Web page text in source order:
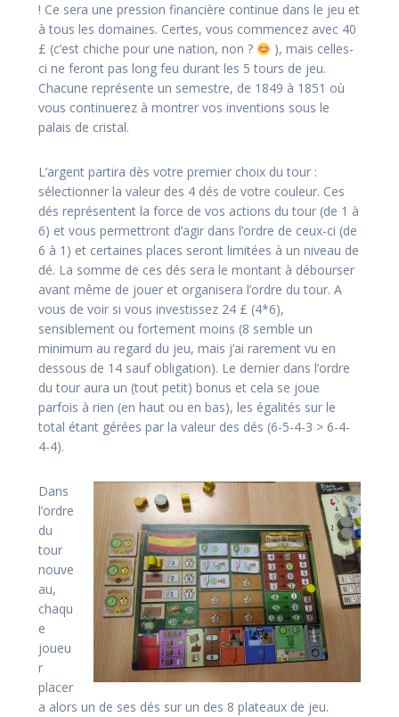
! Ce sera une pression financière continue dans le jeu et
à tous les domaines. Certes, vous commencez avec 40
£ (c’est chiche pour une nation, non ?
), mais celles-
ci ne feront pas long feu durant les 5 tours de jeu.
Chacune représente un semestre, de 1849 à 1851 où
vous continuerez à montrer vos inventions sous le
palais de cristal.
L’argent partira dès votre premier choix du tour :
sélectionner la valeur des 4 dés de votre couleur. Ces
dés représentent la force de vos actions du tour (de 1 à
6) et vous permettront d’agir dans l’ordre de ceux-ci (de
6 à 1) et certaines places seront limitées à un niveau de
dé. La somme de ces dés sera le montant à débourser
avant même de jouer et organisera l’ordre du tour. A
vous de voir si vous investissez 24 £ (4*6),
sensiblement ou fortement moins (8 semble un
minimum au regard du jeu, mais j’ai rarement vu en
dessous de 14 sauf obligation). Le dernier dans l’ordre
du tour aura un (tout petit) bonus et cela se joue
parfois à rien (en haut ou en bas), les égalités sur le
total étant gérées par la valeur des dés (6-5-4-3 > 6-4-
4-4).
Dans
l’ordre
du
tour
nouve
au,
chaqu
e
joueu
r
placer
a alors un de ses dés sur un des 8 plateaux de jeu.